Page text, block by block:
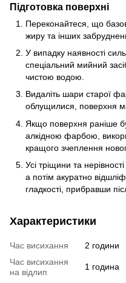
Підготовка поверхні
Переконайтеся, що
жиру та інших
У випадку наявності
спеціальний мийний
чистою водою.
Видаліть шари старої
облущилися, поверхня
Якщо поверхня раніше
алкідною фарбою,
кращого зчеплення
Усі тріщини та
а потім акуратно
гладкості, прибравши
Характеристики
Час висихання
2 години
Час висихання
на відлип
1 година